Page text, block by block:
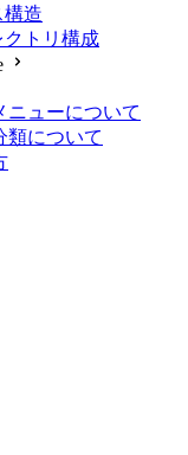
構造
クトリ構成
ニューについて
類について